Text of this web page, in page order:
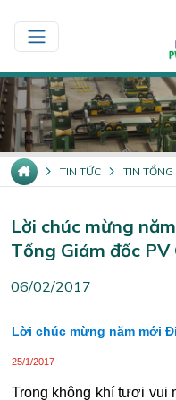
TIN TỨC TIN
Lời chúc mừng
Tổng Giám đốc PV
06/02/2017
Lời chúc mừng năm mới
25/1/2017
Trong không khí tươi vui